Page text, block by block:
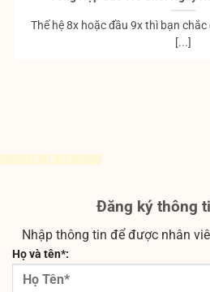
Thế hệ 8x hoặc đầu 9x thì bạn
[...]
Đăng ký thông
Nhập thông tin để được nhân
Họ và tên*: